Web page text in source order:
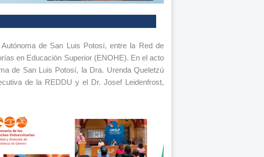
de San Luis Potosí, entre la Red de
en Educación Superior (ENOHE). En el acto
de San Luis Potosí, la Dra. Urenda Queletzú
de la REDDU y el Dr. Josef Leidenfrost,